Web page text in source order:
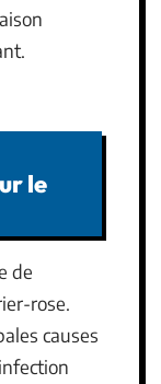
le
de
rose.
causes